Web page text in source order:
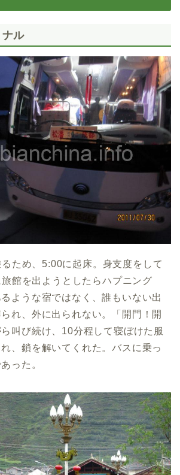
ル
ため、5:00に起床。身支度をして
館を出ようとしたらハプニング
ような宿ではなく、誰もいない出
れ、外に出られない。「開門！開
叫び続け、10分程して寝ぼけた服
、鎖を解いてくれた。バスに乗っ
った。